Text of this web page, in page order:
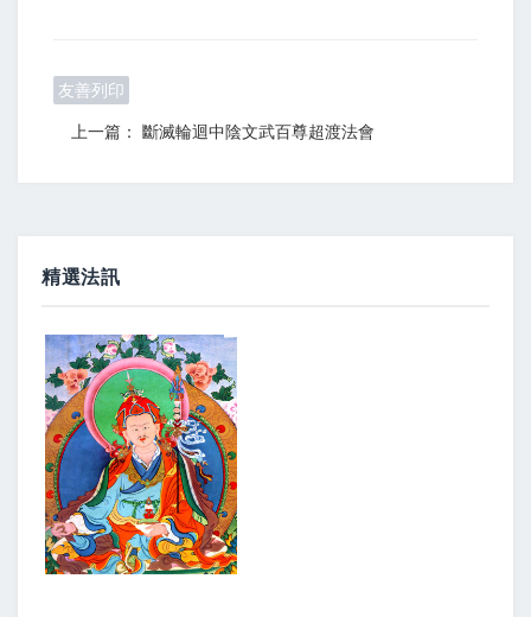
友善列印
上一篇： 斷滅輪迴中陰文武百尊超渡法會
精選法訊